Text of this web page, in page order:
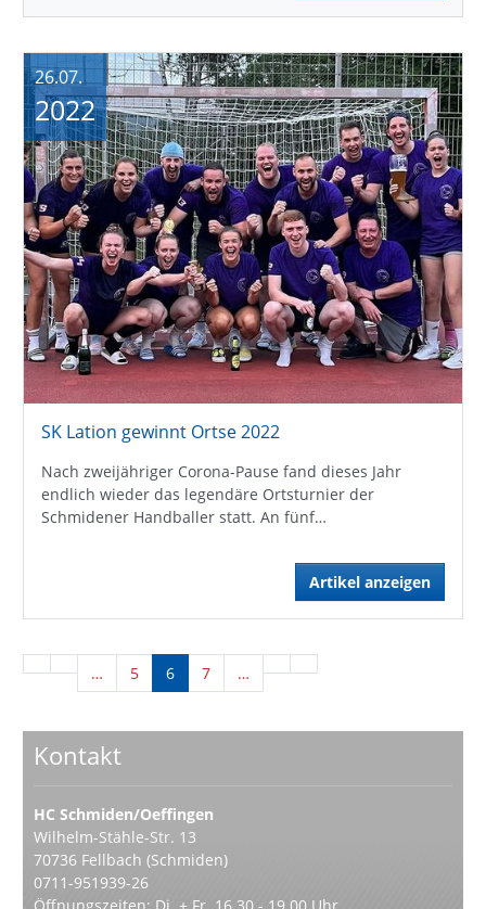
SK Lation gewinnt Ortse 2022
Nach zweijähriger Corona-Pause fand dieses Jahr
endlich wieder das legendäre Ortsturnier der
Schmidener Handballer statt. An fünf…
Artikel anzeigen
26.07.
2022
… 5 6 7 …
Kontakt
HC Schmiden/Oeffingen
Wilhelm-Stähle-Str. 13
70736 Fellbach (Schmiden)
0711-951939-26